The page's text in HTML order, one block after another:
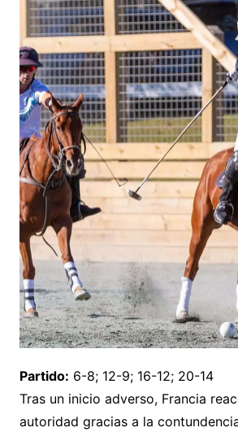
Partido: 6-8; 12-9; 16-12; 20-14
Tras un inicio adverso, Francia
autoridad gracias a la